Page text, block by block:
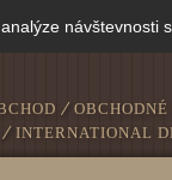
INTERNATIONAL
návštevnosti